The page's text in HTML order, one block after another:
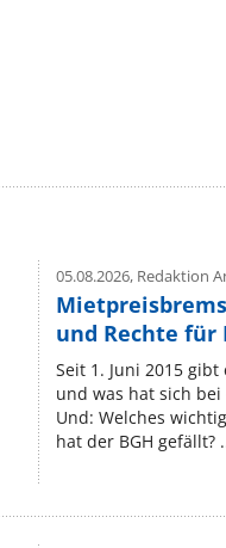
05.08.2026,Redaktion
und Rechte für
Seit 1. Juni 2015
und was hat sich
Und: Welches
hat der BGH gefällt?